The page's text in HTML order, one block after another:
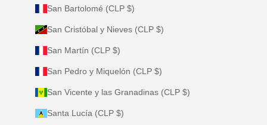
San Bartolomé (CLP $)
San Cristóbal y Nieves (CLP $)
San Martín (CLP $)
San Pedro y Miquelón (CLP $)
San Vicente y las Granadinas (CLP $)
Santa Lucía (CLP $)